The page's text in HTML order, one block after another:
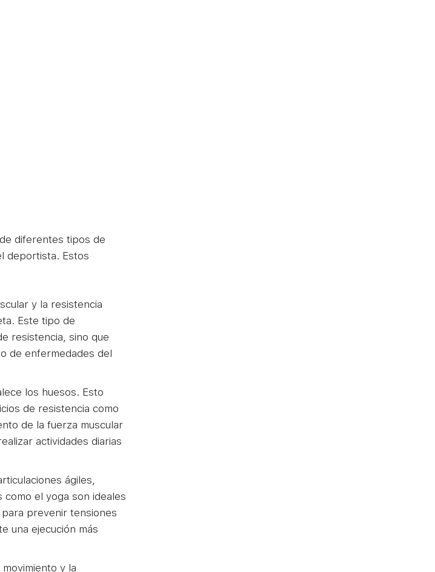
diferentes tipos de
deportista. Estos
y la resistencia
Este tipo de
resistencia, sino que
de enfermedades del
los huesos. Esto
de resistencia como
de la fuerza muscular
actividades diarias
ágiles,
como el yoga son ideales
prevenir tensiones
una ejecución más
y la